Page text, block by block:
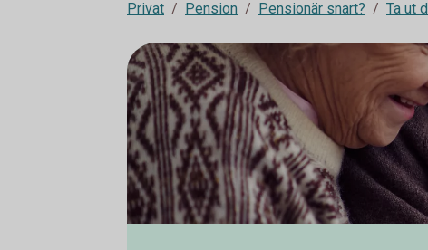
Privat Pension Pensionär snart? Ta ut